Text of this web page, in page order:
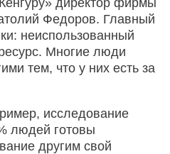
Федоров. Главный
неиспользованный
Многие люди
тем, что у них есть за
исследование
людей готовы
другим свой